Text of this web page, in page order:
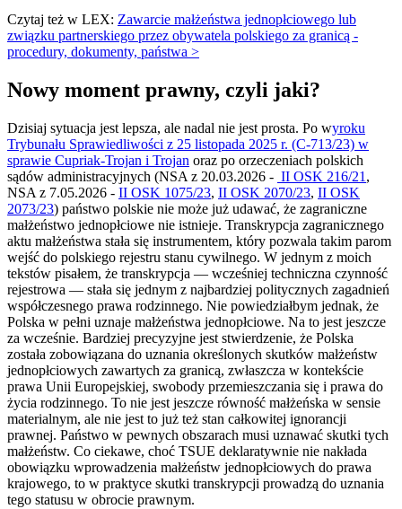
Czytaj też w LEX: Zawarcie małżeństwa jednopłciowego lub
związku partnerskiego przez obywatela polskiego za granicą -
procedury, dokumenty, państwa >
Nowy moment prawny, czyli jaki?
Dzisiaj sytuacja jest lepsza, ale nadal nie jest prosta. Po wyroku
Trybunału Sprawiedliwości z 25 listopada 2025 r. (C-713/23) w
sprawie Cupriak-Trojan i Trojan oraz po orzeczeniach polskich
sądów administracyjnych (NSA z 20.03.2026 - II OSK 216/21 ,
NSA z 7.05.2026 - II OSK 1075/23, II OSK 2070/23, II OSK
2073/23) państwo polskie nie może już udawać, że zagraniczne
małżeństwo jednopłciowe nie istnieje. Transkrypcja zagranicznego
aktu małżeństwa stała się instrumentem, który pozwala takim parom
wejść do polskiego rejestru stanu cywilnego. W jednym z moich
tekstów pisałem, że transkrypcja — wcześniej techniczna czynność
rejestrowa — stała się jednym z najbardziej politycznych zagadnień
współczesnego prawa rodzinnego. Nie powiedziałbym jednak, że
Polska w pełni uznaje małżeństwa jednopłciowe. Na to jest jeszcze
za wcześnie. Bardziej precyzyjne jest stwierdzenie, że Polska
została zobowiązana do uznania określonych skutków małżeństw
jednopłciowych zawartych za granicą, zwłaszcza w kontekście
prawa Unii Europejskiej, swobody przemieszczania się i prawa do
życia rodzinnego. To nie jest jeszcze równość małżeńska w sensie
materialnym, ale nie jest to już też stan całkowitej ignorancji
prawnej. Państwo w pewnych obszarach musi uznawać skutki tych
małżeństw. Co ciekawe, choć TSUE deklaratywnie nie nakłada
obowiązku wprowadzenia małżeństw jednopłciowych do prawa
krajowego, to w praktyce skutki transkrypcji prowadzą do uznania
tego statusu w obrocie prawnym.